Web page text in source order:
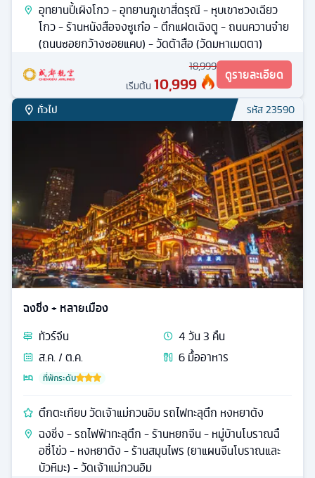
อุทยานปี้เผิงโกว - อุทยานภูเขาสี่ดรุณี - หุบเขาซวงเฉียว
โกว - ร้านหนังสือจงซูเก๋อ - ตึกแฝดเฉิงตู - ถนนควานจ๋าย
(ถนนซอยกว้างซอยแคบ) - วัดต้าสือ (วัดมหาเมตตา)
18,999
เริ่มต้น 10,999 ดูรายละเอียด
ทั่วไป รหัส23590
ฉงชิ่ง + หลายเมือง
ทัวร์จีน 4วัน3 คืน
ส.ค. / ต.ค.
6มื้ออาหาร
ที่พักระดับ
ตึกตะเกียบ วัดเจ้าแม่กวนอิม รถไฟทะลุตึก หงหยาต้ง
ฉงชิ่ง - รถไฟฟ้าทะลุตึก - ร้านหยกจีน - หมู่บ้านโบราณฉื
อชี่โข่ว - หงหยาต้ง - ร้านสมุนไพร (ยาแผนจีนโบราณและ
บัวหิมะ) - วัดเจ้าแม่กวนอิม